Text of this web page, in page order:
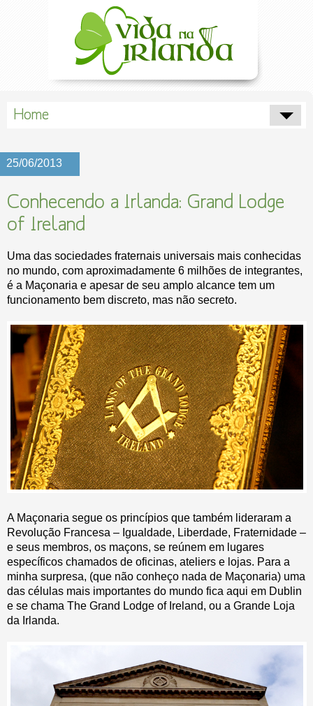
Home
25/06/2013
Conhecendo a Irlanda: Grand Lodge
of Ireland
Uma das sociedades fraternais universais mais conhecidas
no mundo, com aproximadamente 6 milhões de integrantes,
é a Maçonaria e apesar de seu amplo alcance tem um
funcionamento bem discreto, mas não secreto.
A Maçonaria segue os princípios que também lideraram a
Revolução Francesa – Igualdade, Liberdade, Fraternidade –
e seus membros, os maçons, se reúnem em lugares
específicos chamados de oficinas, ateliers e lojas. Para a
minha surpresa, (que não conheço nada de Maçonaria) uma
das células mais importantes do mundo fica aqui em Dublin
e se chama The Grand Lodge of Ireland, ou a Grande Loja
da Irlanda.